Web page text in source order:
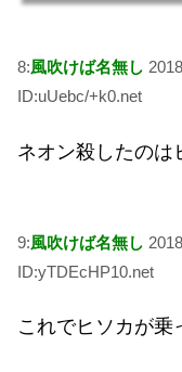
8:風吹けば名無し
ID:uUebc/+k0.net
ネオン殺したのは
9:風吹けば名無し
ID:yTDEcHP10.net
これでヒソカが乗